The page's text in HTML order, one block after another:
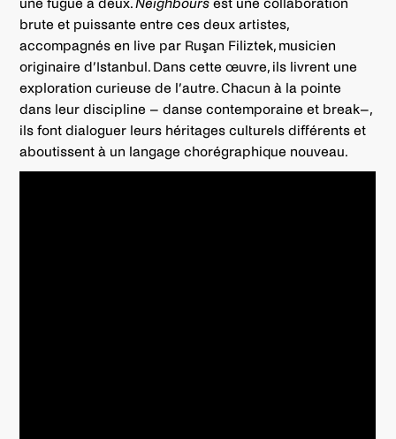
brute et puissante entre ces deux artistes,
accompagnés en live par Ruşan Filiztek, musicien
originaire d’Istanbul. Dans cette œuvre, ils livrent une
exploration curieuse de l’autre. Chacun à la pointe
dans leur discipline – danse contemporaine et break–,
ils font dialoguer leurs héritages culturels différents et
aboutissent à un langage chorégraphique nouveau.